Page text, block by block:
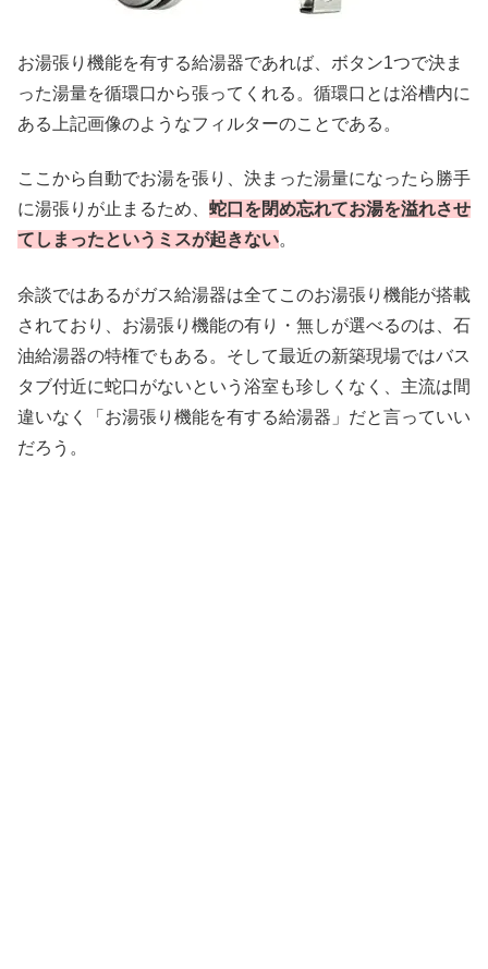
お湯張り機能を有する給湯器であれば、ボタン1つで決ま
った湯量を循環口から張ってくれる。循環口とは浴槽内に
ある上記画像のようなフィルターのことである。
ここから自動でお湯を張り、決まった湯量になったら勝手
に湯張りが止まるため、 蛇口を閉め忘れてお湯を溢れさせ
てしまったというミスが起きない。
余談ではあるがガス給湯器は全てこのお湯張り機能が搭載
されており、お湯張り機能の有り・無しが選べるのは、石
油給湯器の特権でもある。そして最近の新築現場ではバス
タブ付近に蛇口がないという浴室も珍しくなく、主流は間
違いなく「お湯張り機能を有する給湯器」だと言っていい
だろう。